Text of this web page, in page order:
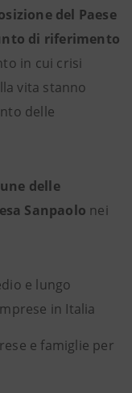
del Paese
di riferimento
in cui crisi
vita stanno
delle
delle
Sanpaolo nei
e lungo
in Italia
e famiglie per